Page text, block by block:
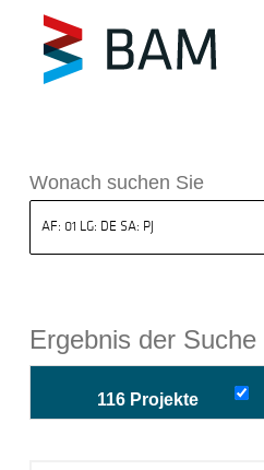
BAM
Wonach suchen Sie
Ergebnis der Suche
116 Projekte